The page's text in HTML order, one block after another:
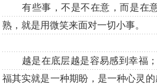
有些事，不是不在意，而是在意
熟，就是用微笑来面对一切小事。
越是在底层越是容易感到幸福；
福其实就是一种期盼，是一种心灵